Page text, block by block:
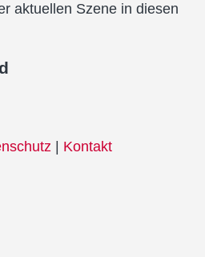
aktuellen Szene in diesen
Kontakt